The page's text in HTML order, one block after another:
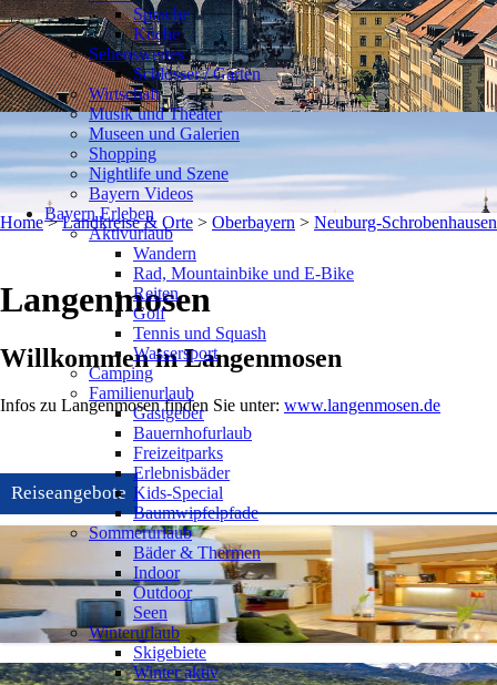
Home>Landkreise & Orte > Oberbayern > Neuburg-Schrobenhausen
Langenmosen
Willkommen in Langenmosen
Infos zu Langenmosen finden Sie unter: www.langenmosen.de
Reiseangebote
Sprache
Küche
Sehenswertes
Schlösser / Gärten
Wirtschaft
Musik und Theater
Museen und Galerien
Shopping
Nightlife und Szene
Bayern Videos
Bayern Erleben
Aktivurlaub
Wandern
Rad, Mountainbike und E-Bike
Reiten
Golf
Tennis und Squash
Wassersport
Camping
Familienurlaub
Gastgeber
Bauernhofurlaub
Freizeitparks
Erlebnisbäder
Kids-Special
Baumwipfelpfade
Sommerurlaub
Bäder & Thermen
Indoor
Outdoor
Seen
Winterurlaub
Skigebiete
Winter aktiv